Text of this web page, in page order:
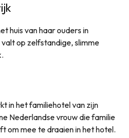
huis van haar ouders in
op zelfstandige, slimme
in het familiehotel van zijn
Nederlandse vrouw die familie
om mee te draaien in het hotel.